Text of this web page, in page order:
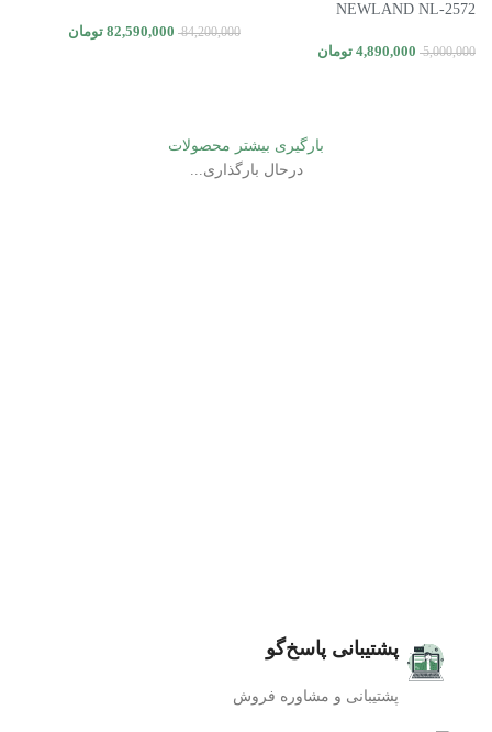
NEWLAND NL-2572
5,000,000
4,890,000 تومان
84,200,000
82,590,000 تومان
بارگیری بیشتر محصولات
درحال بارگذاری...
پشتیبانی پاسخ‌گو
پشتیبانی و مشاوره فروش